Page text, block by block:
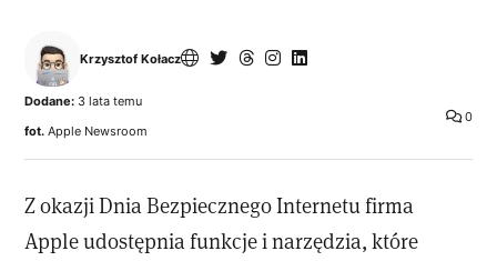
Krzysztof Kołacz
0
Dodane: 3 lata temu
fot. Apple Newsroom
Z okazji Dnia Bezpiecznego Internetu firma
Apple udostępnia funkcje i narzędzia, które